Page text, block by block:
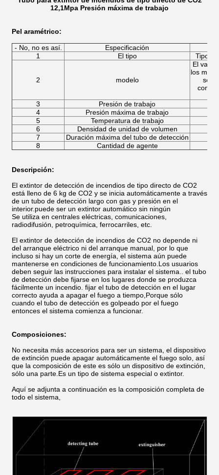
12,1Mpa Presión máxima de trabajo
Pel aramétrico:
- No, no es así.
Especificación
1
El tipo Tipo
2 modelo
El valor
los
se
3
Presión de trabajo
4
Presión máxima de trabajo
5
Temperatura de trabajo
6
Densidad de unidad de volumen
7
Duración máxima del tubo de detección
8
Cantidad de agente
Descripción:
El extintor de detección de incendios de tipo directo de CO2
está lleno de 6 kg de CO2 y se inicia automáticamente a través
de un tubo de detección largo con gas y presión en el
interior.puede ser un extintor automático sin ningún
Se utiliza en centrales eléctricas, comunicaciones,
radiodifusión, petroquímica, ferrocarriles, etc.
El extintor de detección de incendios de CO2 no depende ni
del arranque eléctrico ni del arranque manual, por lo que
incluso si hay un corte de energía, el sistema aún puede
mantenerse en condiciones de funcionamiento.Los usuarios
deben seguir las instrucciones para instalar el sistema.. el tubo
de detección debe fijarse en los lugares donde se produzca
fácilmente un incendio. fijar el tubo de detección en el lugar
correcto ayuda a apagar el fuego a tiempo,Porque sólo
cuando el tubo de detección es golpeado por el fuego
entonces el sistema comienza a funcionar.
Composiciones:
No necesita más accesorios para ser un sistema, el dispositivo
de extinción puede apagar automáticamente el fuego solo, así
que la composición de este es sólo un dispositivo de extinción,
sólo una parte.Es un tipo de sistema especial o extintor.
Aquí se adjunta a continuación es la composición completa de
todo el sistema,